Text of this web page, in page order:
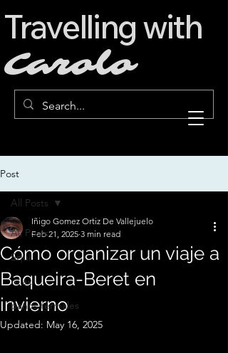
Travelling with
Carolo
Post
All Posts
Squí
relax
baños termales
All Posts
Cómo organizar un viaje a
Baqueira-Beret en
invierno
Iñigo Gomez Ortiz De Vallejuelo
Feb 21, 2025 3 min read
Updated: May 16, 2025